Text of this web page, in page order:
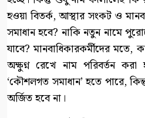
হওয়া বিতর্ক, আস্থার সংকট ও
সমাধান হবে? নাকি নতুন নামে
যাবে? মানবাধিকারকর্মীদের
অক্ষুণ্ন রেখে নাম পরিবর্তন
‘কৌশলগত সমাধান’ হতে পারে,
অর্জিত হবে না।